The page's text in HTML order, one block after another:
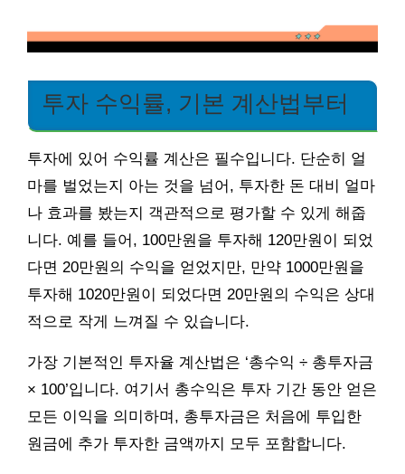
투자 수익률, 기본 계산법부터
투자에 있어 수익률 계산은 필수입니다. 단순히 얼
마를 벌었는지 아는 것을 넘어, 투자한 돈 대비 얼마
나 효과를 봤는지 객관적으로 평가할 수 있게 해줍
니다. 예를 들어, 100만원을 투자해 120만원이 되었
다면 20만원의 수익을 얻었지만, 만약 1000만원을
투자해 1020만원이 되었다면 20만원의 수익은 상대
적으로 작게 느껴질 수 있습니다.
가장 기본적인 투자율 계산법은 ‘총수익 ÷ 총투자금
× 100’입니다. 여기서 총수익은 투자 기간 동안 얻은
모든 이익을 의미하며, 총투자금은 처음에 투입한
원금에 추가 투자한 금액까지 모두 포함합니다.